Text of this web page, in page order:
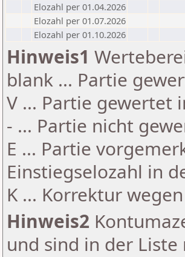
Elozahl per 01.04.2026
Elozahl per 01.07.2026
Elozahl per 01.10.2026
Hinweis1
blank ... Partie
V ... Partie gewertet
- ... Partie nicht
E ... Partie
Einstiegselozahl in
K ... Korrektur
Hinweis2
und sind in der